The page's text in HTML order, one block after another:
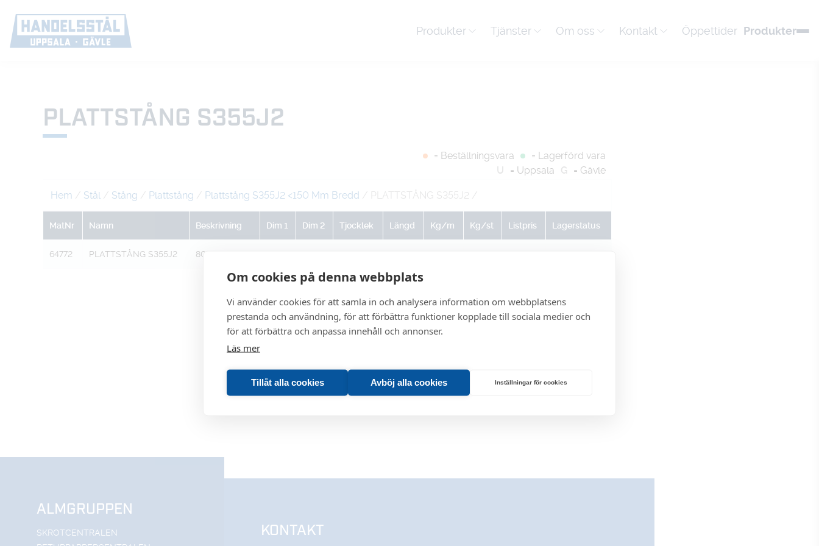
Om cookies på denna webbplats
Vi använder cookies för att samla in och analysera information om webbplatsens
prestanda och användning, för att förbättra funktioner kopplade till sociala medier och
för att förbättra och anpassa innehåll och annonser.
Läs mer
Tillåt alla cookies Avböj alla cookies Inställningar för cookies
Produkter Tjänster Om oss Kontakt Öppettider Produkter
PLATTSTÅNG S355J2
= Beställningsvara
= Lagerförd vara
U
= Uppsala G = Gävle
Hem / Stål / Stång / Plattstång / Plattstång S355J2 <150 Mm Bredd / PLATTSTÅNG S355J2 /
MatNr Namn Beskrivning Dim 1 Dim 2 Tjocklek Längd Kg/m Kg/st Listpris Lagerstatus
64772 PLATTSTÅNG S355J2 80 X 10 L=6M
ALMGRUPPEN
SKROTCENTRALEN
KONTAKT